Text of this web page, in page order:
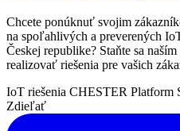
Chcete ponúknuť svojim
na spoľahlivých a preverených
Českej republike? Staňte sa
realizovať riešenia pre vašich
IoT riešenia CHESTER Platform
Zdieľať